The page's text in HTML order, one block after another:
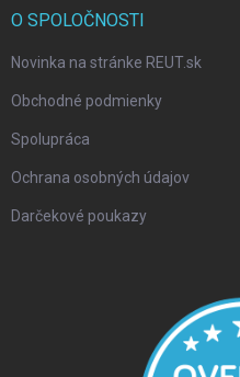
O SPOLOČNOSTI
Novinka na stránke REUT.sk
Obchodné podmienky
Spolupráca
Ochrana osobných údajov
Darčekové poukazy